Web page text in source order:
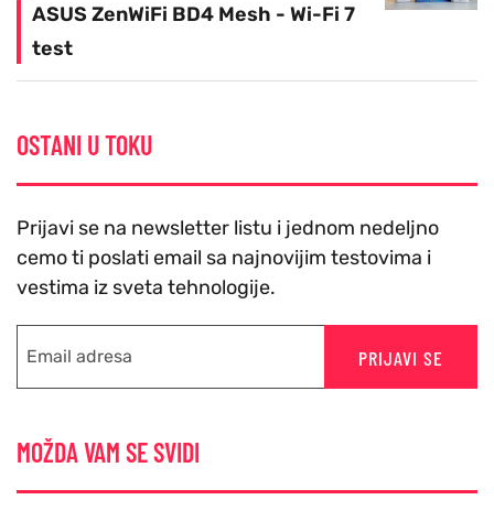
ASUS ZenWiFi BD4 Mesh - Wi-Fi 7
test
OSTANI U TOKU
Prijavi se na newsletter listu i jednom nedeljno
cemo ti poslati email sa najnovijim testovima i
vestima iz sveta tehnologije.
PRIJAVI SE
MOŽDA VAM SE SVIDI